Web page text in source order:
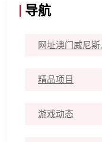
导航
网址澳门威尼
精品项目
游戏动态